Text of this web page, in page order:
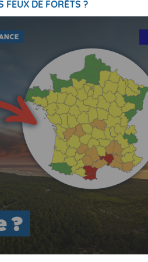
FEUX DE FORÊTS ?